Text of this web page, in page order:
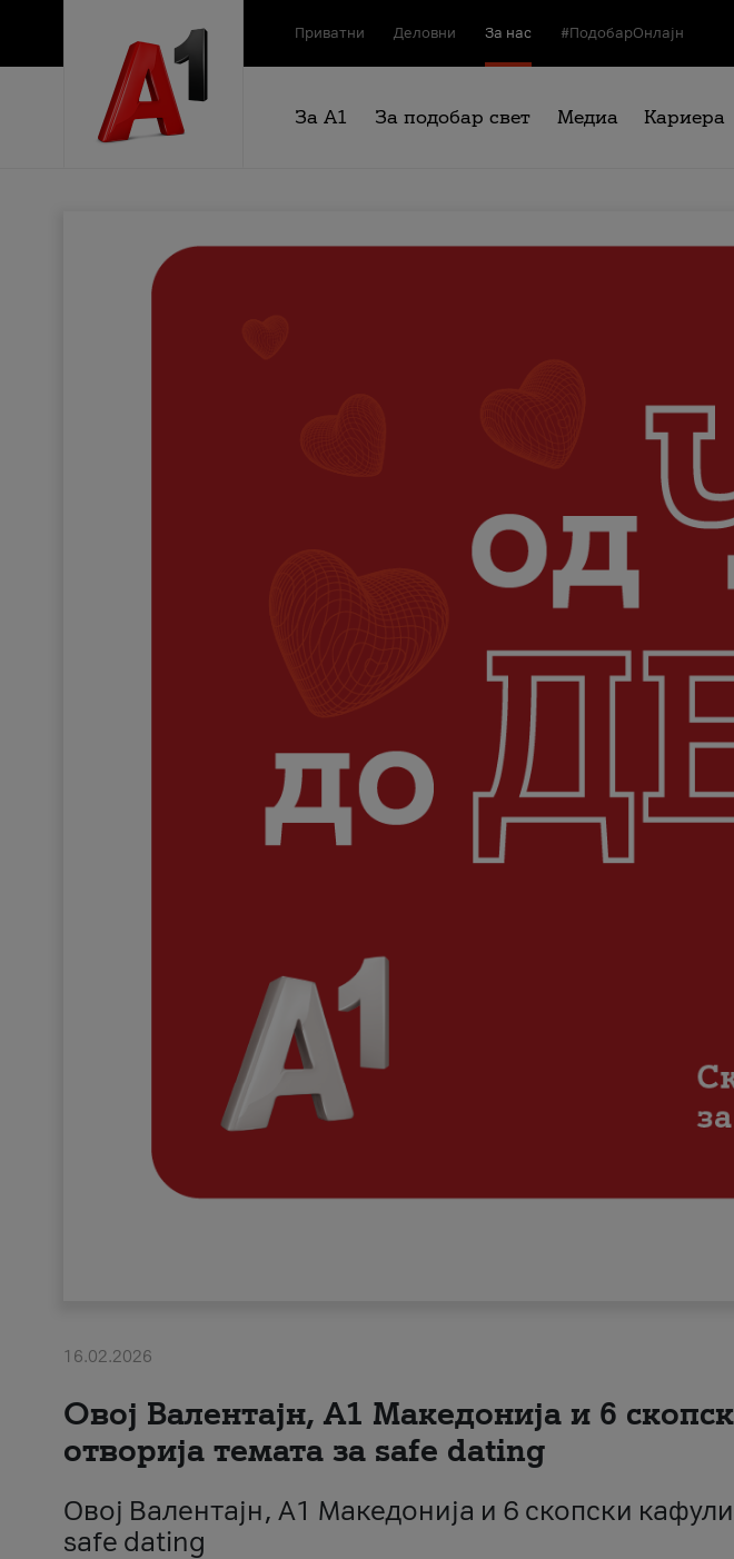
Приватни Деловни За нас #ПодобарОнлајн
За А1 За подобар свет Медиа Кариера
16.02.2026
Овој Валентајн, A1 Македонија и 6
отворија темата за safe dating
Овој Валентајн, A1 Македонија и 6 скопски
safe dating